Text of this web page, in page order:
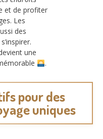
et de profiter
Les
des
une
.
pour des
uniques